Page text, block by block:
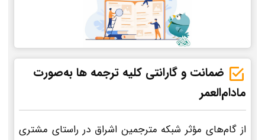
ضمانت و گارانتی کلیه ترجمه ها به‌صورت
مادام‌العمر
از گام‌های مؤثر شبکه مترجمین اشراق در راستای مشتری